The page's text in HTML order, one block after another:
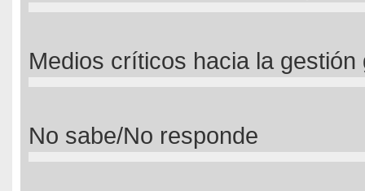
Medios críticos hacia la gestión
No sabe/No responde